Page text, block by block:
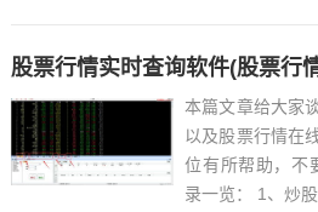
股票行情实时查询软件(股票行
本篇文章给大家
以及股票行情在
位有所帮助，不
录一览： 1、炒